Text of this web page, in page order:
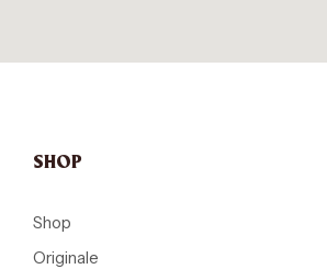
SHOP
Shop
Originale